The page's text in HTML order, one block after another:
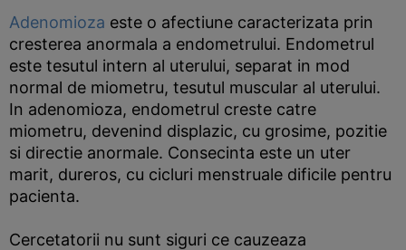
Adenomioza este o afectiune caracterizata prin
cresterea anormala a endometrului. Endometrul
este tesutul intern al uterului, separat in mod
normal de miometru, tesutul muscular al uterului.
In adenomioza, endometrul creste catre
miometru, devenind displazic, cu grosime, pozitie
si directie anormale. Consecinta este un uter
marit, dureros, cu cicluri menstruale dificile pentru
pacienta.
Cercetatorii nu sunt siguri ce cauzeaza